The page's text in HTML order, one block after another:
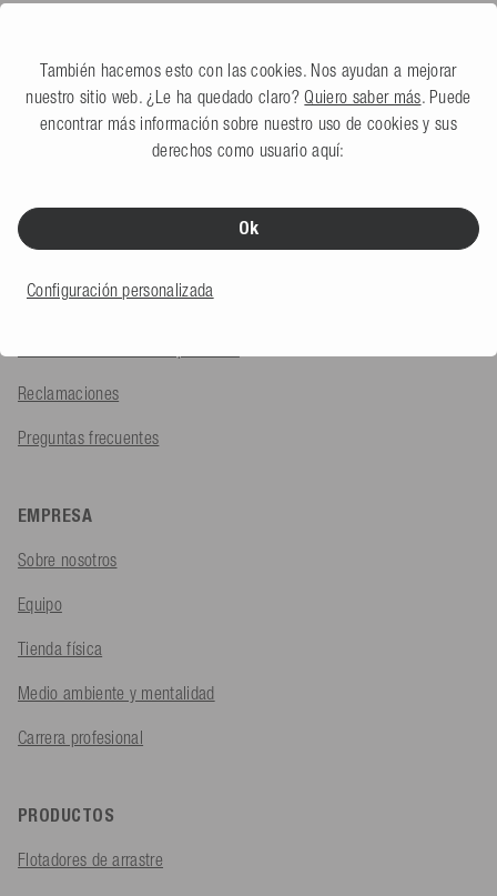
Formulario de contacto
Formas de pago
Devoluciones
Reclamaciones
Preguntas frecuentes
EMPRESA
Sobre nosotros
Equipo
Tienda física
Medio ambiente y mentalidad
Carrera profesional
PRODUCTOS
Flotadores de arrastre
También hacemos esto con las cookies. Nos ayudan a mejorar
nuestro sitio web. ¿Le ha quedado claro?Quiero saber más . Puede
encontrar más información sobre nuestro uso de cookies y sus
derechos como usuario aquí:
Ok
Configuración personalizada